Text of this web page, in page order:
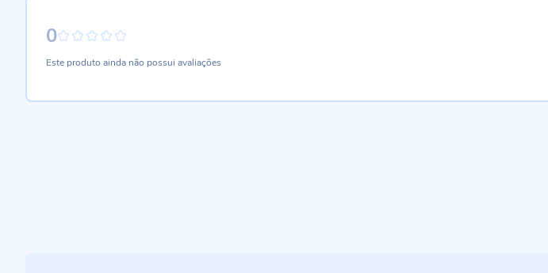
0
Este produto ainda não possui avaliações